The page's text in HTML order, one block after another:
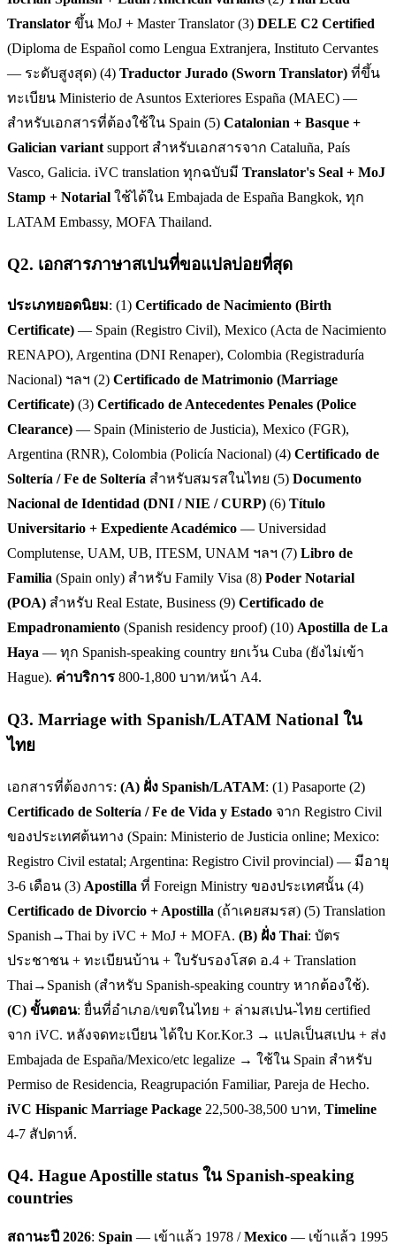
Translator ขึ้น MoJ + Master Translator (3) DELE C2 Certified
(Diploma de Español como Lengua Extranjera, Instituto Cervantes
— ระดับสูงสุด) (4) Traductor Jurado (Sworn Translator) ที่ขึ้น
ทะเบียน Ministerio de Asuntos Exteriores España (MAEC) —
สำหรับเอกสารที่ต้องใช้ใน Spain (5) Catalonian + Basque +
Galician variant support สำหรับเอกสารจาก Cataluña, País
Vasco, Galicia. iVC translation ทุกฉบับมี Translator's Seal + MoJ
Stamp + Notarial ใช้ได้ใน Embajada de España Bangkok, ทุก
LATAM Embassy, MOFA Thailand.
Q2. เอกสารภาษาสเปนที่ขอแปลบ่อยที่สุด
ประเภทยอดนิยม: (1) Certificado de Nacimiento (Birth
Certificate) — Spain (Registro Civil), Mexico (Acta de Nacimiento
RENAPO), Argentina (DNI Renaper), Colombia (Registraduría
Nacional) ฯลฯ (2) Certificado de Matrimonio (Marriage
Certificate) (3) Certificado de Antecedentes Penales (Police
Clearance) — Spain (Ministerio de Justicia), Mexico (FGR),
Argentina (RNR), Colombia (Policía Nacional) (4) Certificado de
Soltería / Fe de Soltería สำหรับสมรสในไทย (5) Documento
Nacional de Identidad (DNI / NIE / CURP) (6) Título
Universitario + Expediente Académico — Universidad
Complutense, UAM, UB, ITESM, UNAM ฯลฯ (7) Libro de
Familia (Spain only) สำหรับ Family Visa (8) Poder Notarial
(POA) สำหรับ Real Estate, Business (9) Certificado de
Empadronamiento (Spanish residency proof) (10) Apostilla de La
Haya — ทุก Spanish-speaking country ยกเว้น Cuba (ยังไม่เข้า
Hague). ค่าบริการ 800-1,800 บาท/หน้า A4.
Q3. Marriage with Spanish/LATAM National ใน
ไทย
เอกสารที่ต้องการ: (A) ฝั่ง Spanish/LATAM: (1) Pasaporte (2)
Certificado de Soltería / Fe de Vida y Estado จาก Registro Civil
ของประเทศต้นทาง (Spain: Ministerio de Justicia online; Mexico:
Registro Civil estatal; Argentina: Registro Civil provincial) — มีอายุ
3-6 เดือน (3) Apostilla ที่ Foreign Ministry ของประเทศนั้น (4)
Certificado de Divorcio + Apostilla (ถ้าเคยสมรส) (5) Translation
Spanish→Thai by iVC + MoJ + MOFA. (B) ฝั่ง Thai: บัตร
ประชาชน + ทะเบียนบ้าน + ใบรับรองโสด อ.4 + Translation
Thai→Spanish (สำหรับ Spanish-speaking country หากต้องใช้).
(C) ขั้นตอน: ยื่นที่อำเภอ/เขตในไทย + ล่ามสเปน-ไทย certified
จาก iVC. หลังจดทะเบียน ได้ใบ Kor.Kor.3 → แปลเป็นสเปน + ส่ง
Embajada de España/Mexico/etc legalize → ใช้ใน Spain สำหรับ
Permiso de Residencia, Reagrupación Familiar, Pareja de Hecho.
iVC Hispanic Marriage Package 22,500-38,500 บาท, Timeline
4-7 สัปดาห์.
Q4. Hague Apostille status ใน Spanish-speaking
countries
สถานะปี 2026: Spain — เข้าแล้ว 1978 /Mexico — เข้าแล้ว 1995